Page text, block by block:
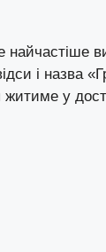
найчастіше
і назва
у